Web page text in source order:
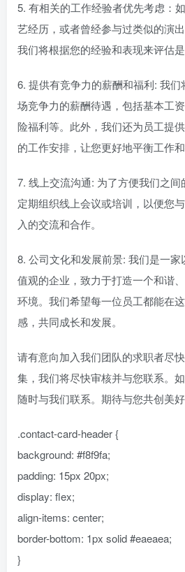
5. 有相关的工作经验者优先考虑：
艺经历，或者曾经参与过类似的演
我们将根据您的经验和表现来评估是
6. 提供有竞争力的薪酬和福利: 我
场竞争力的薪酬待遇，包括基本工
险福利等。此外，我们还为员工提
的工作安排，让您更好地平衡工作和
7. 线上交流沟通: 为了方便我们之
定期组织线上会议或培训，以便您
入的交流和合作。
8. 公司文化和发展前景: 我们是一
值观的企业，致力于打造一个和谐
环境。我们希望每一位员工都能在
感，共同成长和发展。
请有意向加入我们团队的求职者尽
集，我们将尽快审核并与您联系。
随时与我们联系。期待与您共创美好
.contact-card-header {
background: #f8f9fa;
padding: 15px 20px;
display: flex;
align-items: center;
border-bottom: 1px solid #eaeaea;
}